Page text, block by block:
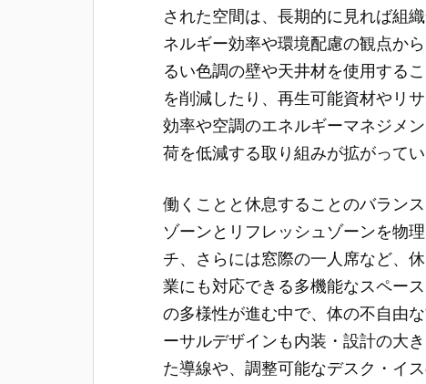
された空間は、長期的に見れば組
ネルギー効率や環境配慮の観点か
るい色調の壁や天井材を使用する
を削減したり、再生可能資材やリ
効率や空調のエネルギーマネジメ
荷を低減する取り組みが拡がってい
働くことと休息することのバラン
ゾーンとリフレッシュゾーンを物
チ、さらには窓際の一人席など、
業にも対応できる多機能なスペー
の多様性が進む中で、体の不自由
ーサルデザインも内装・設計の大
た導線や、調整可能なデスク・イ